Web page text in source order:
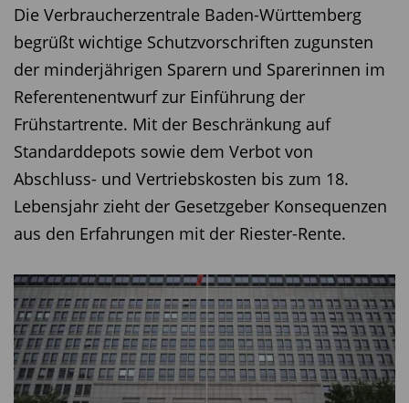
Die Verbraucherzentrale Baden-Württemberg
begrüßt wichtige Schutzvorschriften zugunsten
der minderjährigen Sparern und Sparerinnen im
Referentenentwurf zur Einführung der
Frühstartrente. Mit der Beschränkung auf
Standarddepots sowie dem Verbot von
Abschluss- und Vertriebskosten bis zum 18.
Lebensjahr zieht der Gesetzgeber Konsequenzen
aus den Erfahrungen mit der Riester-Rente.